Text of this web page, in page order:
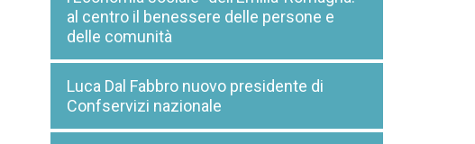
al centro il benessere delle persone e
delle comunità
Luca Dal Fabbro nuovo presidente di
Confservizi nazionale